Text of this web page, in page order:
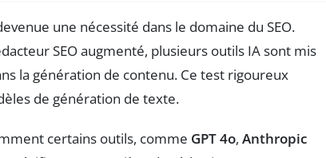
une nécessité dans le domaine du SEO.
SEO augmenté, plusieurs outils IA sont mis
la génération de contenu. Ce test rigoureux
de génération de texte.
certains outils, comme GPT 4o, Anthropic